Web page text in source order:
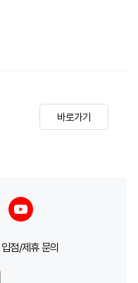
바로가기
입점/제휴 문의